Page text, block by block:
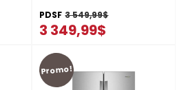
PDSF 3 549,99$
3 349,99$
Promo!